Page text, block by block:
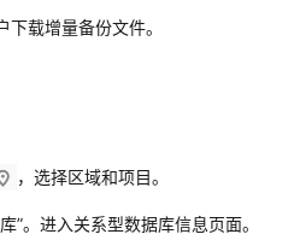
下载增量备份文件。
，选择区域和项目。
”。进入关系型数据库信息页面。